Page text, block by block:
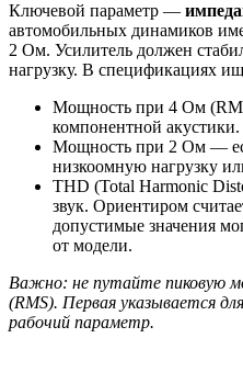
Ключевой параметр —
автомобильных динамиков
2 Ом. Усилитель должен
нагрузку. В спецификациях
Мощность при 4 Ом
компонентной акустики.
Мощность при 2 Ом —
низкоомную нагрузку
THD (Total Harmonic
звук. Ориентиром
допустимые значения
от модели.
Важно: не путайте пиковую
(RMS). Первая указывается
рабочий параметр.